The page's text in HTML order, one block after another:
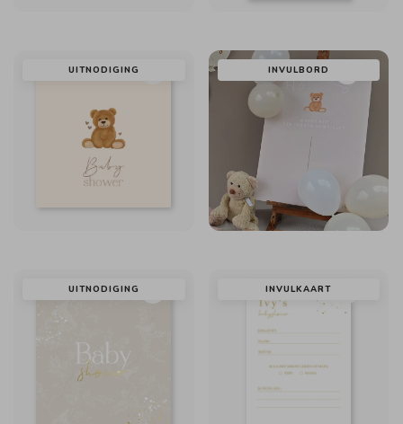
UITNODIGING INVULBORD
UITNODIGING INVULKAART